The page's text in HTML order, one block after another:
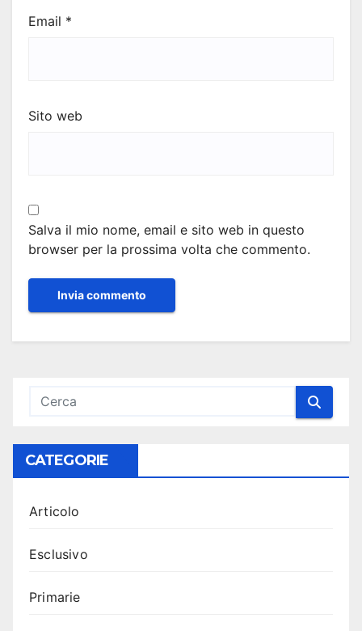
Email *
Sito web
Salva il mio nome, email e sito web in questo
browser per la prossima volta che commento.
CATEGORIE
Articolo
Esclusivo
Primarie